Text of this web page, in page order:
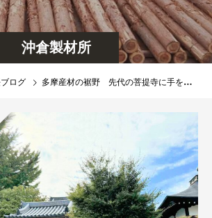
沖倉製材所
ログ 多摩産材の裾野 先代の菩提寺に手を合わせ、春からこれまでのあれこれを報告してまいりました